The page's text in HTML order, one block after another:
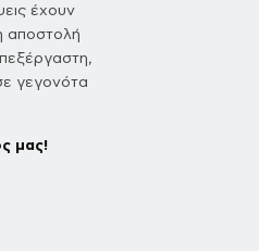
έχουν
γεγονότα
μας!